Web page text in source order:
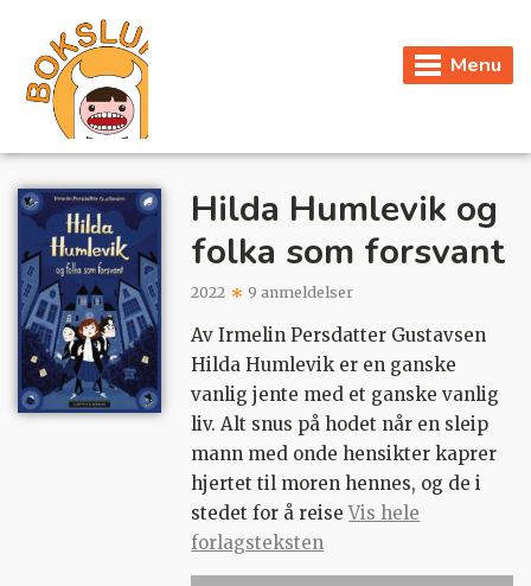
Menu
Hilda Humlevik og
folka som forsvant
2022 9 anmeldelser
Av Irmelin Persdatter Gustavsen
Hilda Humlevik er en ganske
vanlig jente med et ganske vanlig
liv. Alt snus på hodet når en sleip
mann med onde hensikter kaprer
hjertet til moren hennes, og de i
stedet for å reiseVis hele
forlagsteksten